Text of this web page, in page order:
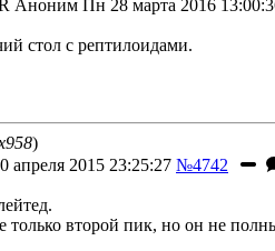
Аноним Пн 28 марта 2016
стол с рептилоидами.
)
апреля 2015 23:25:27 №4742
только второй пик, но он не